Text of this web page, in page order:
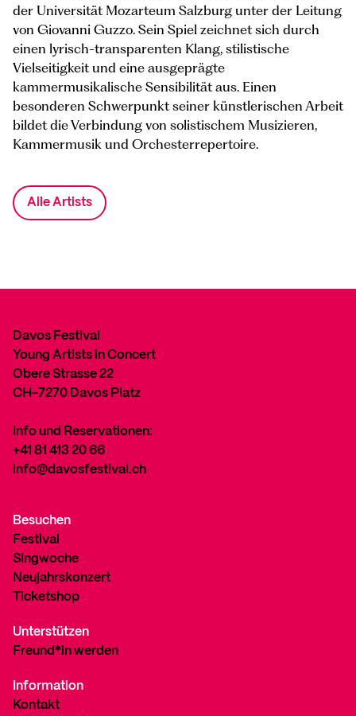
der Universität Mozarteum Salzburg unter der Leitung
von Giovanni Guzzo. Sein Spiel zeichnet sich durch
einen lyrisch-transparenten Klang, stilistische
Vielseitigkeit und eine ausgeprägte
kammermusikalische Sensibilität aus. Einen
besonderen Schwerpunkt seiner künstlerischen Arbeit
bildet die Verbindung von solistischem Musizieren,
Kammermusik und Orchesterrepertoire.
Alle Artists
Davos Festival
Young Artists in Concert
Obere Strasse 22
CH-7270 Davos Platz
Info und Reservationen:
+41 81 413 20 66
info@davosfestival.ch
Besuchen
Festival
Singwoche
Neujahrskonzert
Ticketshop
Unterstützen
Freund*in werden
Information
Kontakt